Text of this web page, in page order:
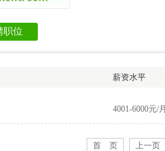
职位
薪资水平
4001-6000元/月
首 页 上一页